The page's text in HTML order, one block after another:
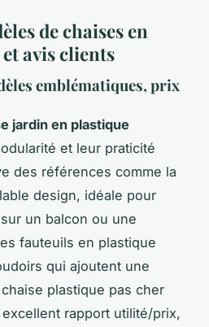
de chaises en
avis clients
emblématiques, prix
jardin en plastique
et leur praticité
des références comme la
design, idéale pour
un balcon ou une
fauteuils en plastique
qui ajoutent une
plastique pas cher
rapport utilité/prix,